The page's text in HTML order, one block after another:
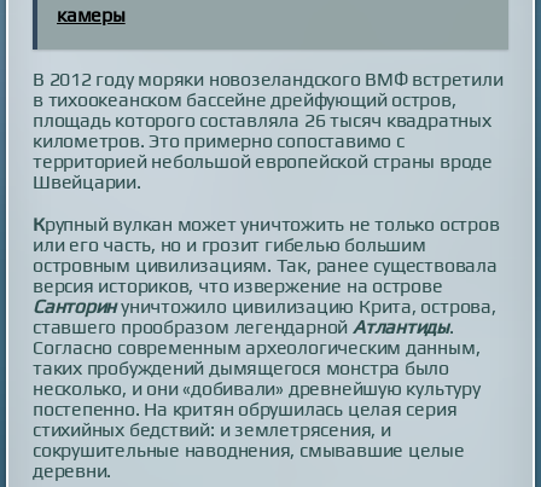
камеры
В 2012 году моряки новозеландского ВМФ встретили
в тихоокеанском бассейне дрейфующий остров,
площадь которого составляла 26 тысяч квадратных
километров. Это примерно сопоставимо с
территорией небольшой европейской страны вроде
Швейцарии.
Крупный вулкан может уничтожить не только остров
или его часть, но и грозит гибелью большим
островным цивилизациям. Так, ранее существовала
версия историков, что извержение на острове
Санторинуничтожило цивилизацию Крита, острова,
ставшего прообразом легендарной Атлантиды.
Согласно современным археологическим данным,
таких пробуждений дымящегося монстра было
несколько, и они «добивали» древнейшую культуру
постепенно. На критян обрушилась целая серия
стихийных бедствий: и землетрясения, и
сокрушительные наводнения, смывавшие целые
деревни.